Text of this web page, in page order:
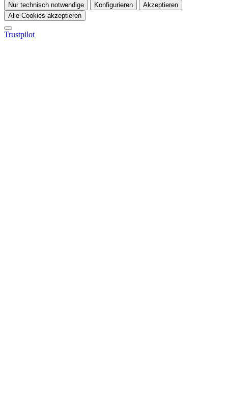
Nur technisch notwendige Konfigurieren
Akzeptieren
Alle Cookies akzeptieren
Trustpilot